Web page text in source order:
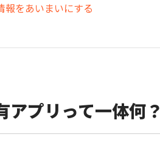
報をあいまいにする
プリって一体何？